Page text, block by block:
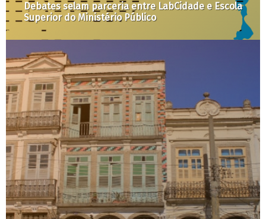
Bicicletas Yellow são livres para circular — na
área que interessa à empresa